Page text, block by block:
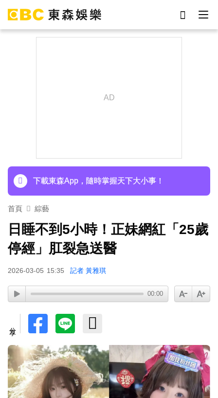
下載東森App，隨時掌握天下大小事！
首頁 綜藝
日睡不到5小時！正妹網紅「25歲
停經」肛裂急送醫
2026-03-05 15:35 記者 黃雅琪
00:00